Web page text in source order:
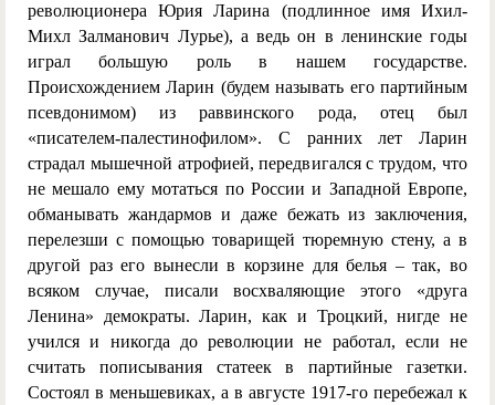
революционера Юрия Ларина (подлинное имя Ихил-
Михл Залманович Лурье), а ведь он в ленинские годы
играл большую роль в нашем государстве.
Происхождением Ларин (будем называть его партийным
псевдонимом) из раввинского рода, отец был
«писателем-палестинофилом». С ранних лет Ларин
страдал мышечной атрофией, передвигался с трудом, что
не мешало ему мотаться по России и Западной Европе,
обманывать жандармов и даже бежать из заключения,
перелезши с помощью товарищей тюремную стену, а в
другой раз его вынесли в корзине для белья – так, во
всяком случае, писали восхваляющие этого «друга
Ленина» демократы. Ларин, как и Троцкий, нигде не
учился и никогда до революции не работал, если не
считать пописывания статеек в партийные газетки.
Состоял в меньшевиках, а в августе 1917-го перебежал к